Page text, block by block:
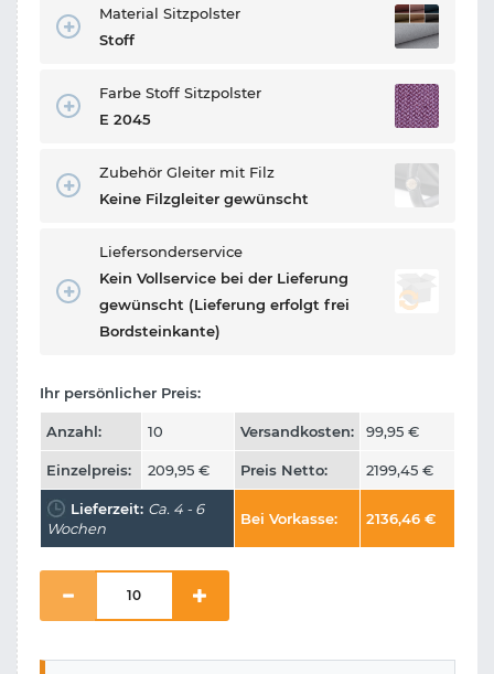
Material Sitzpolster
Stoff
Farbe Stoff Sitzpolster
E 2045
Zubehör Gleiter mit Filz
Keine Filzgleiter gewünscht
Liefersonderservice
Kein Vollservice bei der Lieferung
gewünscht (Lieferung erfolgt frei
Bordsteinkante)
Ihr persönlicher Preis:
Anzahl: 10 Versandkosten: 99,95 €
Einzelpreis: 209,95 € Preis Netto: 2199,45 €
Lieferzeit: Ca. 4 - 6
Wochen
Bei Vorkasse: 2136,46 €